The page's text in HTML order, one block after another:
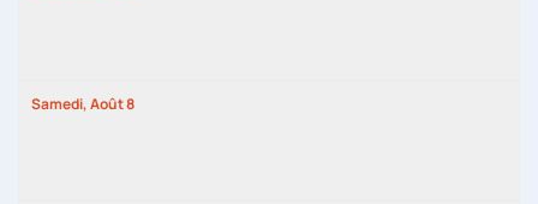
Samedi,Août8